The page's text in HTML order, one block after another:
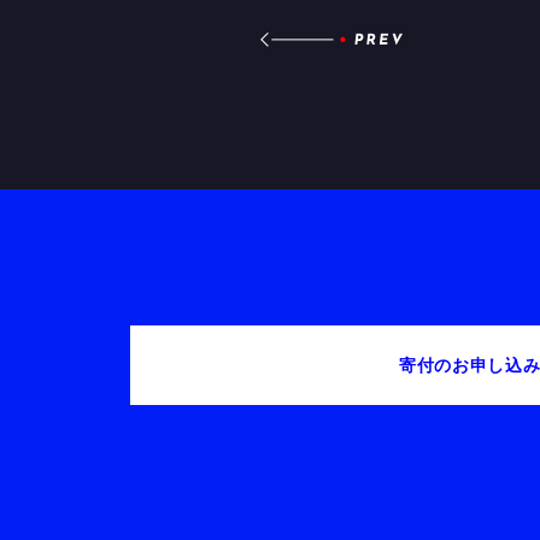
寄付のお申し込み